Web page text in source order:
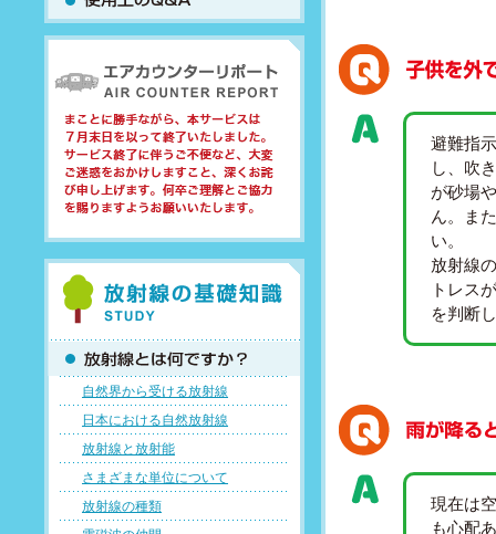
自然界から受ける放射線
日本における自然放射線
放射線と放射能
さまざまな単位について
放射線の種類
避難指
し、吹
が砂場
ん。ま
い。
放射線
トレス
を判断
現在は
も心配